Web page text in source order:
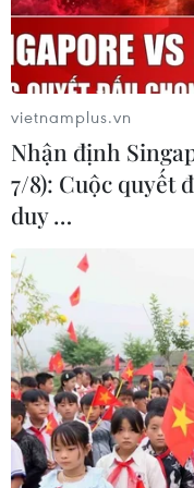
về tiền đồng của
07/08/2026 12:46
Phép thử sức
ASEAN
07/08/2026 12:35
Thuế polysilicon:
Quốc tại Mỹ có lợi
07/08/2026 12:17
Tầm nhìn bán dẫn
từ thế mạnh sẵn có
vietnamplus.vn
Nhận định
7/8): Cuộc quyết
duy …